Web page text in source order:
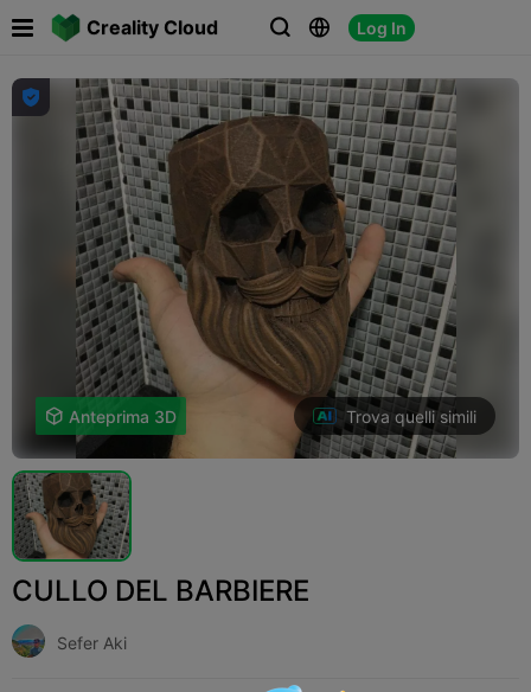
Creality Cloud   Log In
 

 Anteprima 3D Trova quelli simili
CULLO DEL BARBIERE
Sefer Aki